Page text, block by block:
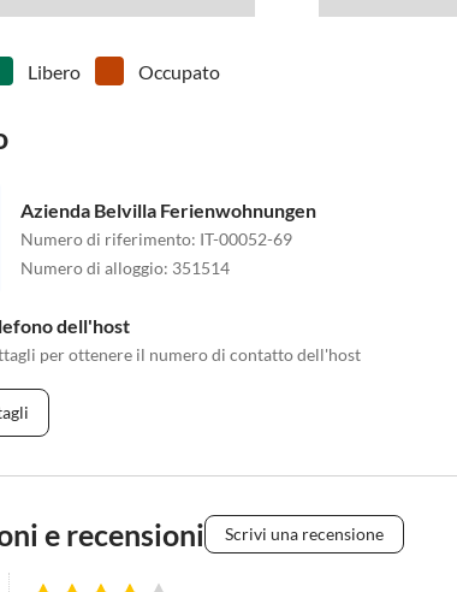
Libero Occupato
Azienda Belvilla Ferienwohnungen
Numero di riferimento: IT-00052-69
Numero di alloggio: 351514
dell'host
per ottenere il numero di contatto dell'host
e recensioni Scrivi una recensione